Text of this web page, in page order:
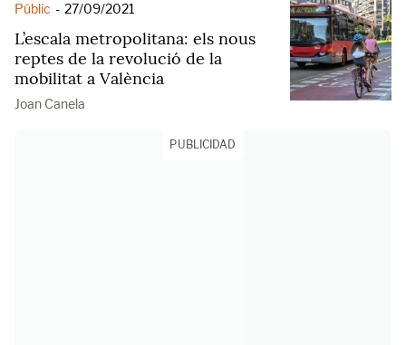
Públic - 27/09/2021
L’escala metropolitana: els nous
reptes de la revolució de la
mobilitat a València
Joan Canela
PUBLICIDAD